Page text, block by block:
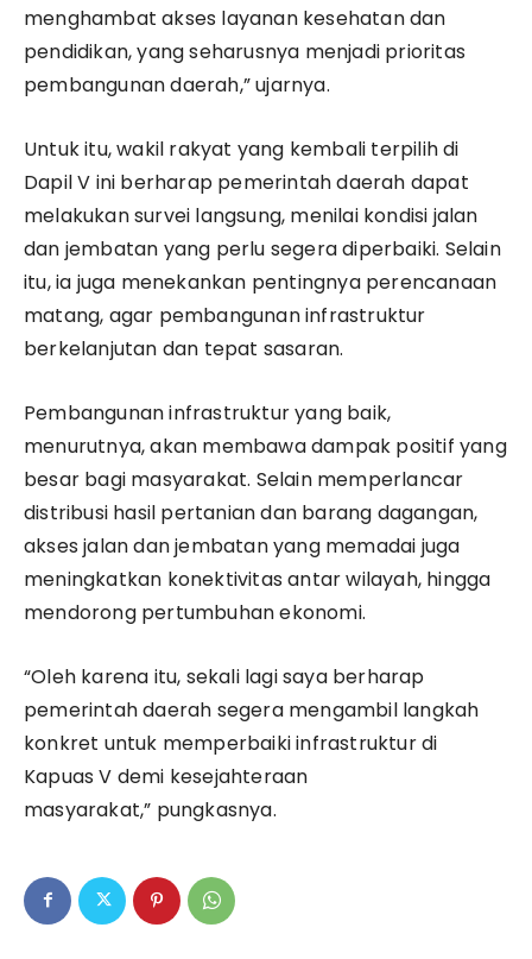
menghambat akses layanan kesehatan dan
pendidikan, yang seharusnya menjadi prioritas
pembangunan daerah,” ujarnya.
Untuk itu, wakil rakyat yang kembali terpilih di
Dapil V ini berharap pemerintah daerah dapat
melakukan survei langsung, menilai kondisi jalan
dan jembatan yang perlu segera diperbaiki. Selain
itu, ia juga menekankan pentingnya perencanaan
matang, agar pembangunan infrastruktur
berkelanjutan dan tepat sasaran.
Pembangunan infrastruktur yang baik,
menurutnya, akan membawa dampak positif yang
besar bagi masyarakat. Selain memperlancar
distribusi hasil pertanian dan barang dagangan,
akses jalan dan jembatan yang memadai juga
meningkatkan konektivitas antar wilayah, hingga
mendorong pertumbuhan ekonomi.
“Oleh karena itu, sekali lagi saya berharap
pemerintah daerah segera mengambil langkah
konkret untuk memperbaiki infrastruktur di
Kapuas V demi kesejahteraan
masyarakat,” pungkasnya.